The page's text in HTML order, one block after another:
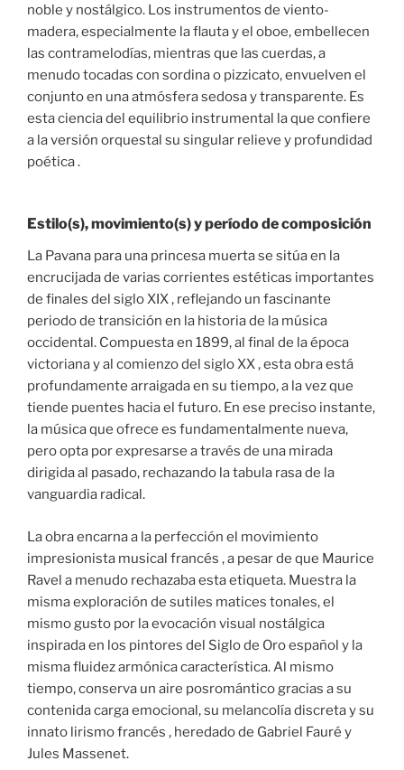
noble y nostálgico. Los instrumentos de viento-
madera, especialmente la flauta y el oboe, embellecen
las contramelodías, mientras que las cuerdas, a
menudo tocadas con sordina o pizzicato, envuelven el
conjunto en una atmósfera sedosa y transparente. Es
esta ciencia del equilibrio instrumental la que confiere
a la versión orquestal su singular relieve y profundidad
poética .
Estilo(s), movimiento(s) y período de composición
La Pavana para una princesa muerta se sitúa en la
encrucijada de varias corrientes estéticas importantes
de finales del siglo XIX , reflejando un fascinante
periodo de transición en la historia de la música
occidental. Compuesta en 1899, al final de la época
victoriana y al comienzo del siglo XX , esta obra está
profundamente arraigada en su tiempo, a la vez que
tiende puentes hacia el futuro. En ese preciso instante,
la música que ofrece es fundamentalmente nueva,
pero opta por expresarse a través de una mirada
dirigida al pasado, rechazando la tabula rasa de la
vanguardia radical.
La obra encarna a la perfección el movimiento
impresionista musical francés , a pesar de que Maurice
Ravel a menudo rechazaba esta etiqueta. Muestra la
misma exploración de sutiles matices tonales, el
mismo gusto por la evocación visual nostálgica
inspirada en los pintores del Siglo de Oro español y la
misma fluidez armónica característica. Al mismo
tiempo, conserva un aire posromántico gracias a su
contenida carga emocional, su melancolía discreta y su
innato lirismo francés , heredado de Gabriel Fauré y
Jules Massenet.